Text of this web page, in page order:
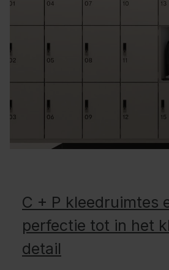
C + P kleedruimtes
perfectie tot in het
detail